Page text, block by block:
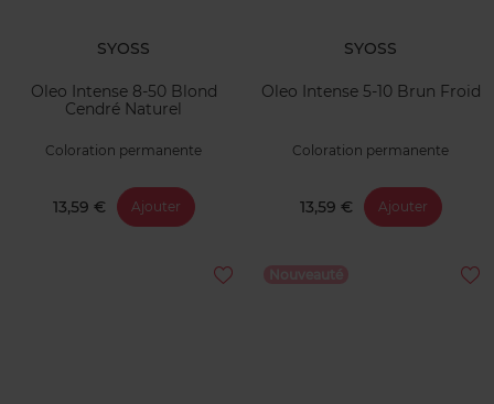
SYOSS
Oleo Intense 8-50 Blond
Cendré Naturel
Coloration permanente
13,59 € Ajouter
SYOSS
Oleo Intense 5-10 Brun Froid
Coloration permanente
13,59 € Ajouter